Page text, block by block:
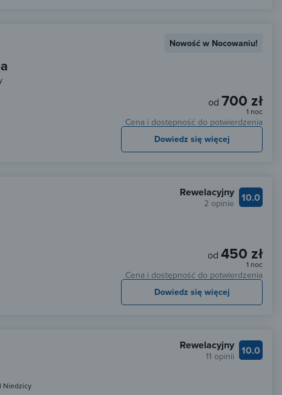
Nowość w Nocowaniu!
od 700 zł
1 noc
Cena i dostępność do potwierdzenia
Dowiedz się więcej
10.0
Rewelacyjny
2 opinie
od 450 zł
1 noc
Cena i dostępność do potwierdzenia
Dowiedz się więcej
Niedzicy
10.0
Rewelacyjny
11 opinii